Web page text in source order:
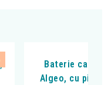
Baterie cada -
Algeo, cu pipa